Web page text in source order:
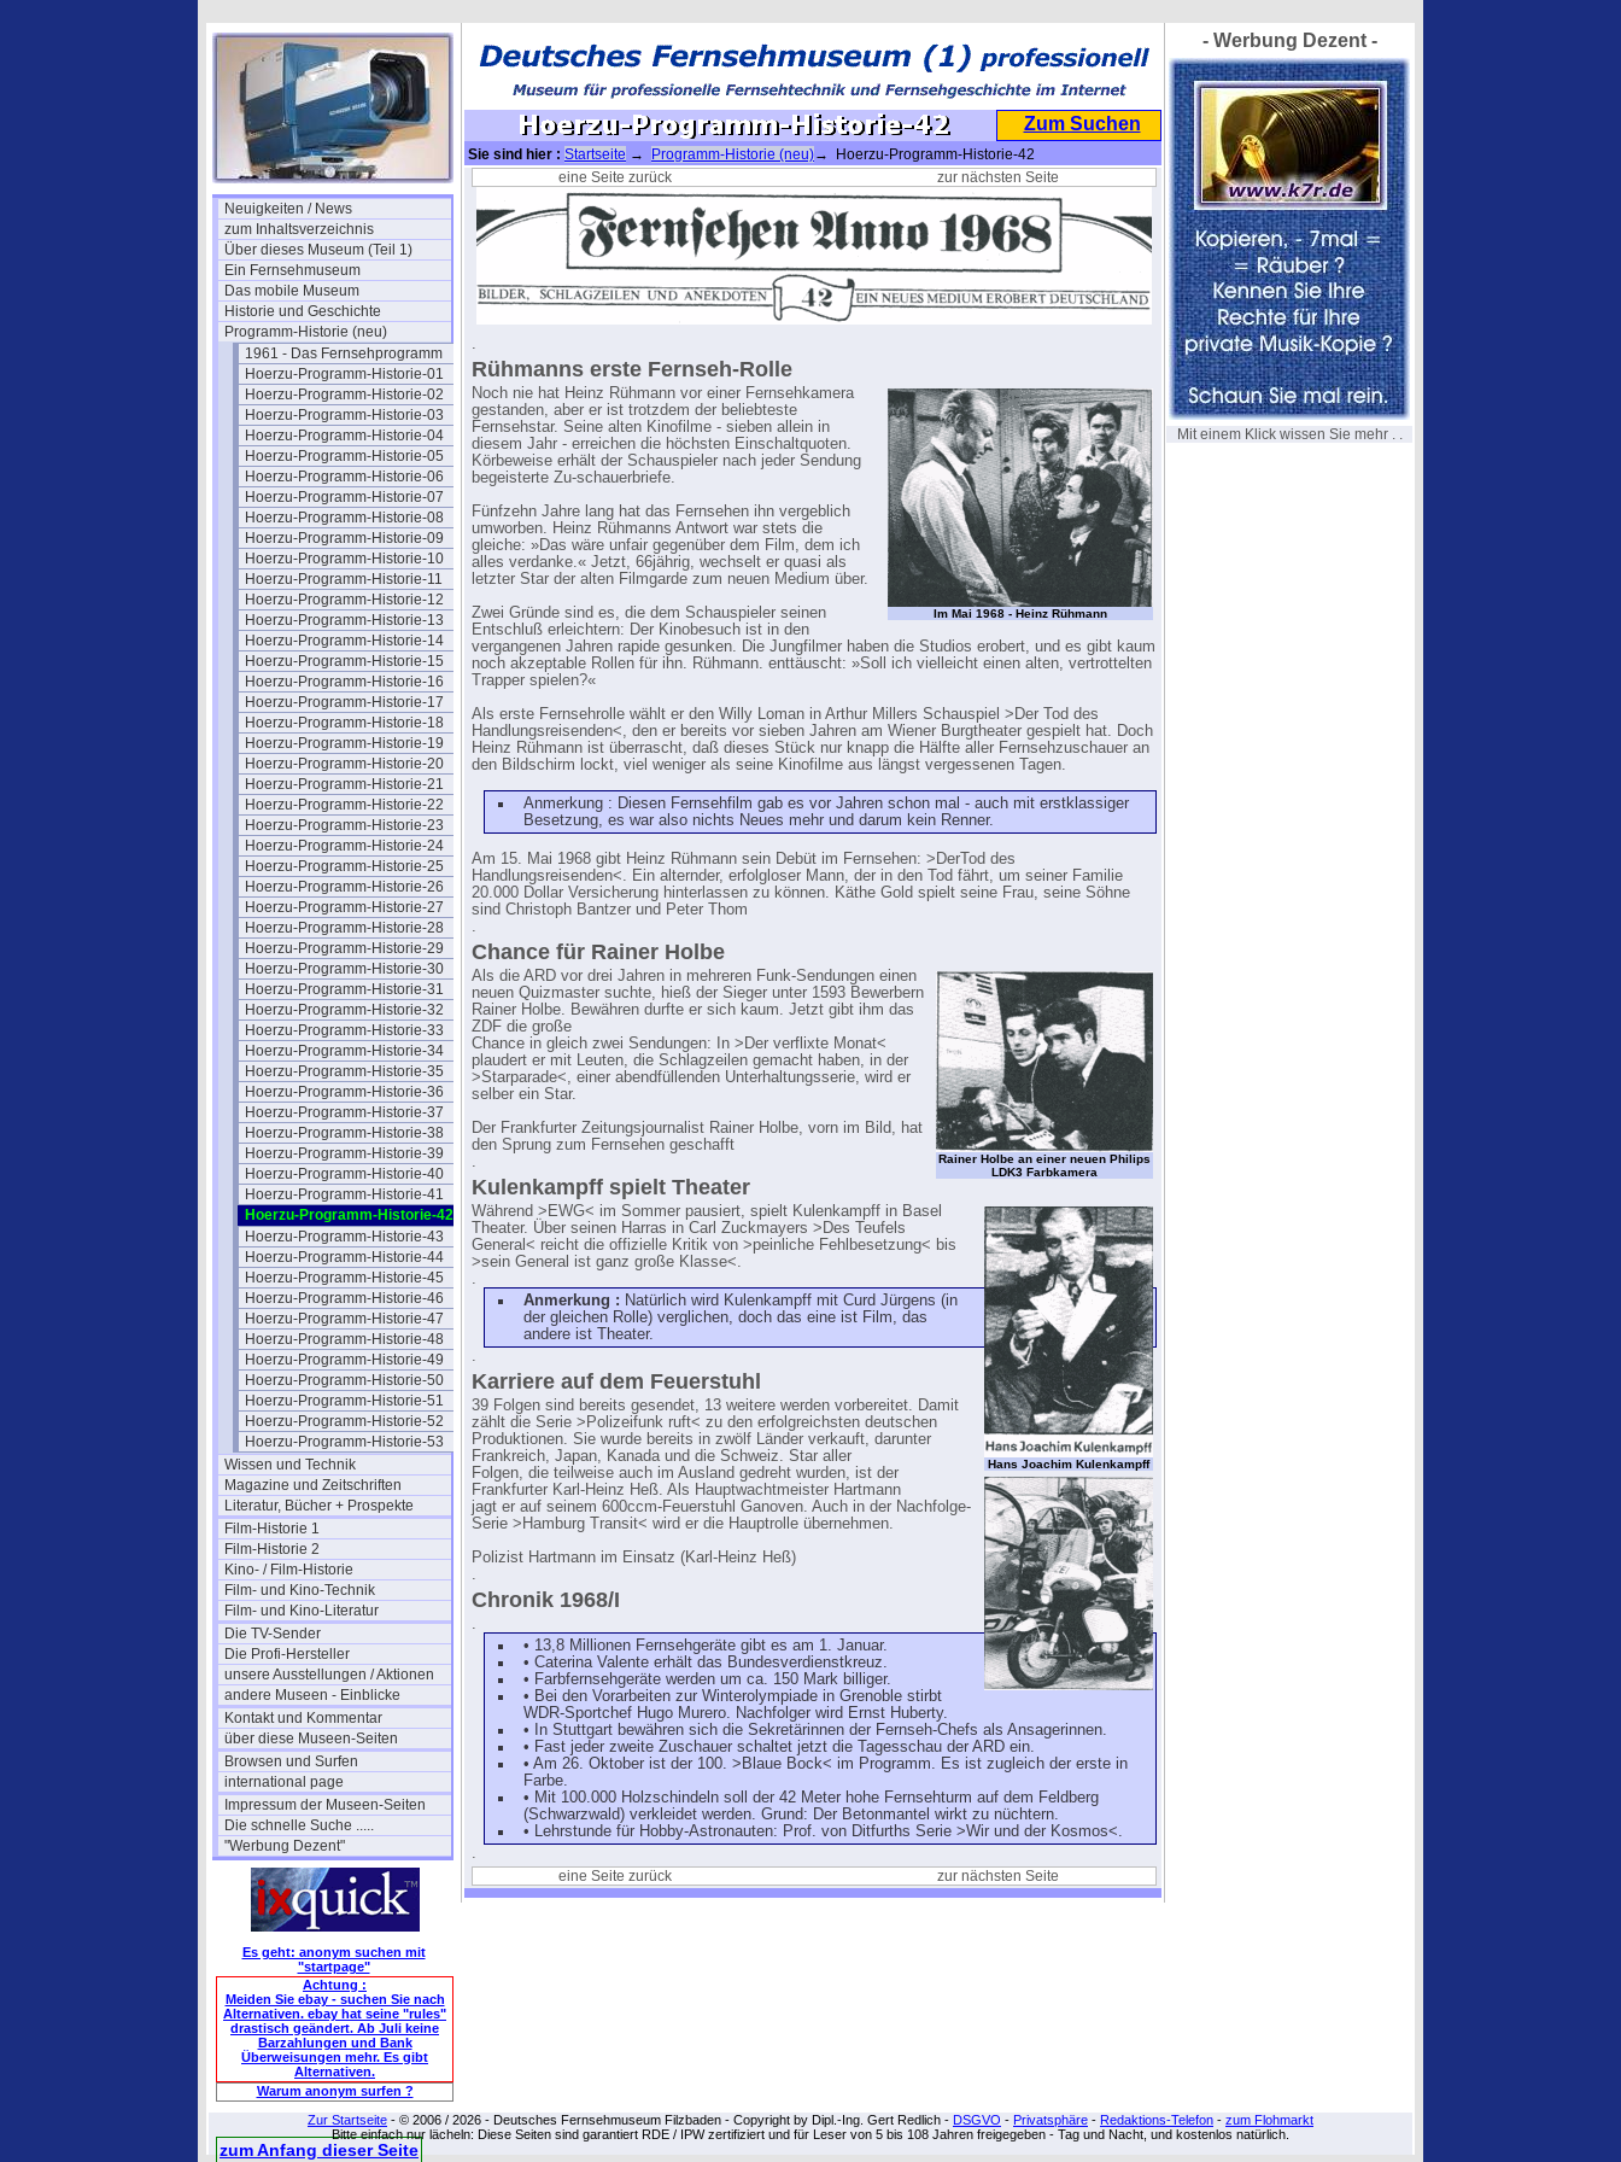
Neuigkeiten / News
zum Inhaltsverzeichnis
Über dieses Museum (Teil 1)
Ein Fernsehmuseum
Das mobile Museum
Historie und Geschichte
Programm-Historie (neu)
1961 - Das Fernsehprogramm
Hoerzu-Programm-Historie-01
Hoerzu-Programm-Historie-02
Hoerzu-Programm-Historie-03
Hoerzu-Programm-Historie-04
Hoerzu-Programm-Historie-05
Hoerzu-Programm-Historie-06
Hoerzu-Programm-Historie-07
Hoerzu-Programm-Historie-08
Hoerzu-Programm-Historie-09
Hoerzu-Programm-Historie-10
Hoerzu-Programm-Historie-11
Hoerzu-Programm-Historie-12
Hoerzu-Programm-Historie-13
Hoerzu-Programm-Historie-14
Hoerzu-Programm-Historie-15
Hoerzu-Programm-Historie-16
Hoerzu-Programm-Historie-17
Hoerzu-Programm-Historie-18
Hoerzu-Programm-Historie-19
Hoerzu-Programm-Historie-20
Hoerzu-Programm-Historie-21
Hoerzu-Programm-Historie-22
Hoerzu-Programm-Historie-23
Hoerzu-Programm-Historie-24
Hoerzu-Programm-Historie-25
Hoerzu-Programm-Historie-26
Hoerzu-Programm-Historie-27
Hoerzu-Programm-Historie-28
Hoerzu-Programm-Historie-29
Hoerzu-Programm-Historie-30
Hoerzu-Programm-Historie-31
Hoerzu-Programm-Historie-32
Hoerzu-Programm-Historie-33
Hoerzu-Programm-Historie-34
Hoerzu-Programm-Historie-35
Hoerzu-Programm-Historie-36
Hoerzu-Programm-Historie-37
Hoerzu-Programm-Historie-38
Hoerzu-Programm-Historie-39
Hoerzu-Programm-Historie-40
Hoerzu-Programm-Historie-41
Hoerzu-Programm-Historie-42
Hoerzu-Programm-Historie-43
Hoerzu-Programm-Historie-44
Hoerzu-Programm-Historie-45
Hoerzu-Programm-Historie-46
Hoerzu-Programm-Historie-47
Hoerzu-Programm-Historie-48
Hoerzu-Programm-Historie-49
Hoerzu-Programm-Historie-50
Hoerzu-Programm-Historie-51
Hoerzu-Programm-Historie-52
Hoerzu-Programm-Historie-53
Wissen und Technik
Magazine und Zeitschriften
Literatur, Bücher + Prospekte
Film-Historie 1
Film-Historie 2
Kino- / Film-Historie
Film- und Kino-Technik
Film- und Kino-Literatur
Die TV-Sender
Die Profi-Hersteller
unsere Ausstellungen / Aktionen
andere Museen - Einblicke
Kontakt und Kommentar
über diese Museen-Seiten
Browsen und Surfen
international page
Impressum der Museen-Seiten
Die schnelle Suche .....
"Werbung Dezent"
Es geht: anonym suchen mit
"startpage"
Achtung :
Meiden Sie ebay - suchen Sie nach
Alternativen. ebay hat seine "rules"
drastisch geändert. Ab Juli keine
Barzahlungen und Bank
Überweisungen mehr. Es gibt
Alternativen.
Warum anonym surfen ?
Zum Suchen
Sie sind hier : Startseite → Programm-Historie (neu)→ Hoerzu-Programm-Historie-42
eine Seite zurück
zur nächsten Seite
.
Rühmanns erste Fernseh-Rolle
Im Mai 1968 - Heinz Rühmann
Noch nie hat Heinz Rühmann vor einer Fernsehkamera
gestanden, aber er ist trotzdem der beliebteste
Fernsehstar. Seine alten Kinofilme - sieben allein in
diesem Jahr - erreichen die höchsten Einschaltquoten.
Körbeweise erhält der Schauspieler nach jeder Sendung
begeisterte Zu-schauerbriefe.
Fünfzehn Jahre lang hat das Fernsehen ihn vergeblich
umworben. Heinz Rühmanns Antwort war stets die
gleiche: »Das wäre unfair gegenüber dem Film, dem ich
alles verdanke.« Jetzt, 66jährig, wechselt er quasi als
letzter Star der alten Filmgarde zum neuen Medium über.
Zwei Gründe sind es, die dem Schauspieler seinen
Entschluß erleichtern: Der Kinobesuch ist in den
vergangenen Jahren rapide gesunken. Die Jungfilmer haben die Studios erobert, und es gibt kaum
noch akzeptable Rollen für ihn. Rühmann. enttäuscht: »Soll ich vielleicht einen alten, vertrottelten
Trapper spielen?«
Als erste Fernsehrolle wählt er den Willy Loman in Arthur Millers Schauspiel >Der Tod des
Handlungsreisenden<, den er bereits vor sieben Jahren am Wiener Burgtheater gespielt hat. Doch
Heinz Rühmann ist überrascht, daß dieses Stück nur knapp die Hälfte aller Fernsehzuschauer an
den Bildschirm lockt, viel weniger als seine Kinofilme aus längst vergessenen Tagen.
Anmerkung : Diesen Fernsehfilm gab es vor Jahren schon mal - auch mit erstklassiger
Besetzung, es war also nichts Neues mehr und darum kein Renner.
Am 15. Mai 1968 gibt Heinz Rühmann sein Debüt im Fernsehen: >DerTod des
Handlungsreisenden<. Ein alternder, erfolgloser Mann, der in den Tod fährt, um seiner Familie
20.000 Dollar Versicherung hinterlassen zu können. Käthe Gold spielt seine Frau, seine Söhne
sind Christoph Bantzer und Peter Thom
.
Chance für Rainer Holbe
Rainer Holbe an einer neuen Philips
LDK3 Farbkamera
Als die ARD vor drei Jahren in mehreren Funk-Sendungen einen
neuen Quizmaster suchte, hieß der Sieger unter 1593 Bewerbern
Rainer Holbe. Bewähren durfte er sich kaum. Jetzt gibt ihm das
ZDF die große
Chance in gleich zwei Sendungen: In >Der verflixte Monat<
plaudert er mit Leuten, die Schlagzeilen gemacht haben, in der
>Starparade<, einer abendfüllenden Unterhaltungsserie, wird er
selber ein Star.
Der Frankfurter Zeitungsjournalist Rainer Holbe, vorn im Bild, hat
den Sprung zum Fernsehen geschafft
.
Kulenkampff spielt Theater
Hans Joachim Kulenkampff
Während >EWG< im Sommer pausiert, spielt Kulenkampff in Basel
Theater. Über seinen Harras in Carl Zuckmayers >Des Teufels
General< reicht die offizielle Kritik von >peinliche Fehlbesetzung< bis
>sein General ist ganz große Klasse<.
.
Anmerkung : Natürlich wird Kulenkampff mit Curd Jürgens (in
der gleichen Rolle) verglichen, doch das eine ist Film, das
andere ist Theater.
.
Karriere auf dem Feuerstuhl
39 Folgen sind bereits gesendet, 13 weitere werden vorbereitet. Damit
zählt die Serie >Polizeifunk ruft< zu den erfolgreichsten deutschen
Produktionen. Sie wurde bereits in zwölf Länder verkauft, darunter
Frankreich, Japan, Kanada und die Schweiz. Star aller
Folgen, die teilweise auch im Ausland gedreht wurden, ist der
Frankfurter Karl-Heinz Heß. Als Hauptwachtmeister Hartmann
jagt er auf seinem 600ccm-Feuerstuhl Ganoven. Auch in der Nachfolge-
Serie >Hamburg Transit< wird er die Hauptrolle übernehmen.
Polizist Hartmann im Einsatz (Karl-Heinz Heß)
.
Chronik 1968/I
.
• 13,8 Millionen Fernsehgeräte gibt es am 1. Januar.
• Caterina Valente erhält das Bundesverdienstkreuz.
• Farbfernsehgeräte werden um ca. 150 Mark billiger.
• Bei den Vorarbeiten zur Winterolympiade in Grenoble stirbt
WDR-Sportchef Hugo Murero. Nachfolger wird Ernst Huberty.
• In Stuttgart bewähren sich die Sekretärinnen der Fernseh-Chefs als Ansagerinnen.
• Fast jeder zweite Zuschauer schaltet jetzt die Tagesschau der ARD ein.
• Am 26. Oktober ist der 100. >Blaue Bock< im Programm. Es ist zugleich der erste in
Farbe.
• Mit 100.000 Holzschindeln soll der 42 Meter hohe Fernsehturm auf dem Feldberg
(Schwarzwald) verkleidet werden. Grund: Der Betonmantel wirkt zu nüchtern.
• Lehrstunde für Hobby-Astronauten: Prof. von Ditfurths Serie >Wir und der Kosmos<.
.
eine Seite zurück
zur nächsten Seite
- Werbung Dezent -
Mit einem Klick wissen Sie mehr . .
Zur Startseite - © 2006 / 2026 - Deutsches Fernsehmuseum Filzbaden - Copyright by Dipl.-Ing. Gert Redlich - DSGVO - Privatsphäre - Redaktions-Telefon - zum Flohmarkt
Bitte einfach nur lächeln: Diese Seiten sind garantiert RDE / IPW zertifiziert und für Leser von 5 bis 108 Jahren freigegeben - Tag und Nacht, und kostenlos natürlich.
zum Anfang dieser Seite